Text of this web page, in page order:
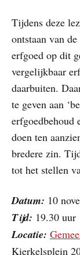
Tijdens deze
ontstaan van
erfgoed op dit
vergelijkbaar
daarbuiten.
te geven aan
erfgoedbehoud
doen ten
bredere zin.
tot het stellen
Datum: 10
Tijd: 19.30 uur
Locatie:
Kierkelsplein